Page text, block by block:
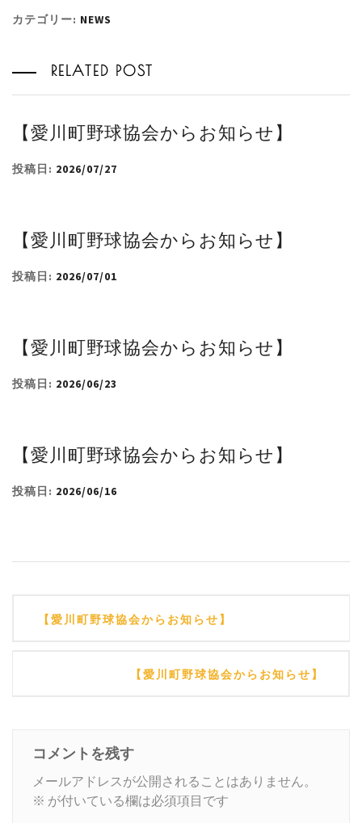
カテゴリー: NEWS
RELATED POST
【愛川町野球協会からお知らせ】
投稿日: 2026/07/27
【愛川町野球協会からお知らせ】
投稿日: 2026/07/01
【愛川町野球協会からお知らせ】
投稿日: 2026/06/23
【愛川町野球協会からお知らせ】
投稿日: 2026/06/16
【愛川町野球協会からお知らせ】
【愛川町野球協会からお知らせ】
コメントを残す
メールアドレスが公開されることはありません。
※ が付いている欄は必須項目です